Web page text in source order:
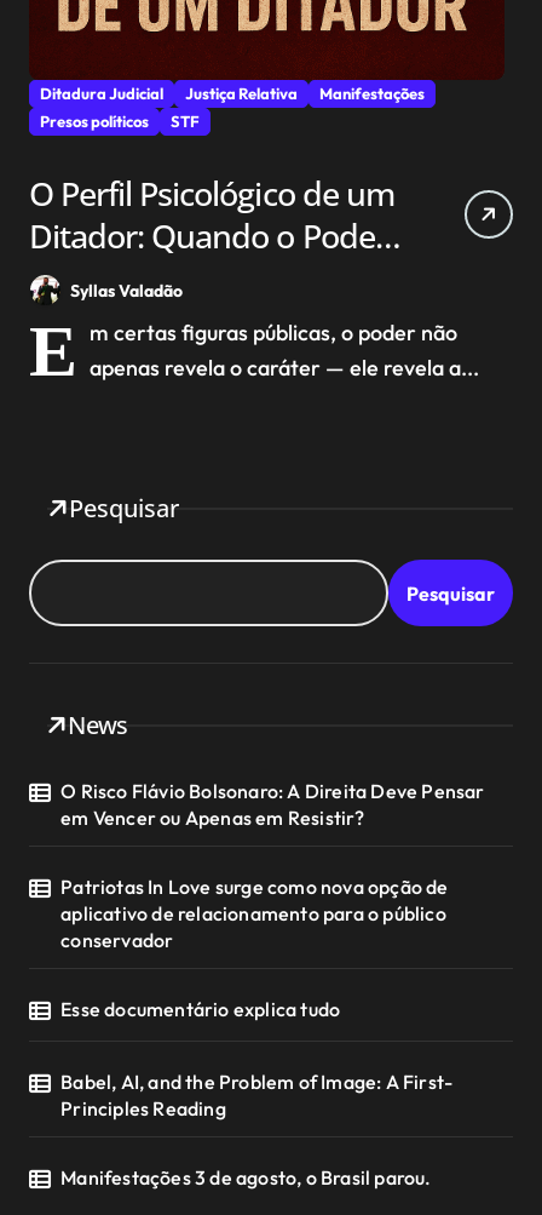
Ditadura Judicial Justiça Relativa
Manifestações
Presos políticos
STF
O Perfil Psicológico de um
Ditador: Quando o Poder
Encontra o Espírito da
Dominação
Syllas Valadão
E
m certas figuras públicas, o poder não
apenas revela o caráter — ele revela a...
Pesquisar
Pesquisar
News
O Risco Flávio Bolsonaro: A Direita Deve Pensar
em Vencer ou Apenas em Resistir?
Patriotas In Love surge como nova opção de
aplicativo de relacionamento para o público
conservador
Esse documentário explica tudo
Babel, AI, and the Problem of Image: A First-
Principles Reading
Manifestações 3 de agosto, o Brasil parou.